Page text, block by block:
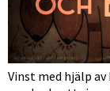
Vinst med hjälp